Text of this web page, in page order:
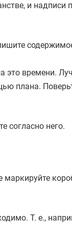
и надписи
это времени.
плана.
согласно него.
маркируйте
Т. е.,